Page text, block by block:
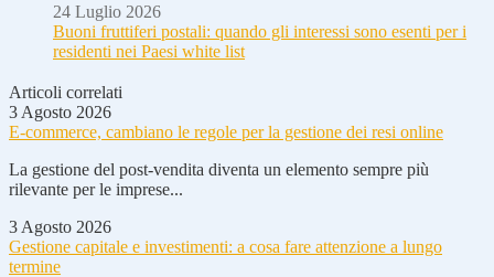
24 Luglio 2026
Buoni fruttiferi postali: quando gli interessi sono esenti per i
residenti nei Paesi white list
Articoli correlati
3 Agosto 2026
E-commerce, cambiano le regole per la gestione dei resi online
La gestione del post-vendita diventa un elemento sempre più
rilevante per le imprese...
3 Agosto 2026
Gestione capitale e investimenti: a cosa fare attenzione a lungo
termine